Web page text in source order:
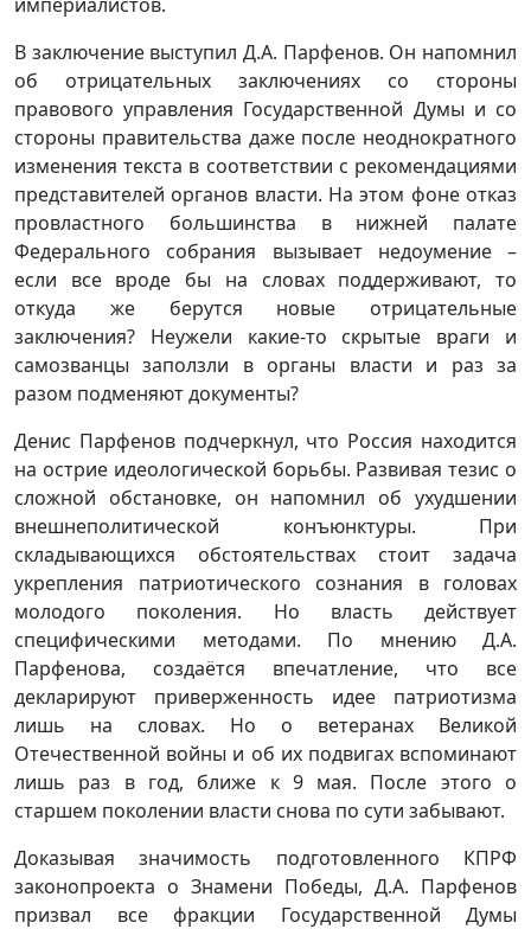
В заключение выступил Д.А. Парфенов. Он напомнил
об отрицательных заключениях со стороны
правового управления Государственной Думы и со
стороны правительства даже после неоднократного
изменения текста в соответствии с рекомендациями
представителей органов власти. На этом фоне отказ
провластного большинства в нижней палате
Федерального собрания вызывает недоумение –
если все вроде бы на словах поддерживают, то
откуда же берутся новые отрицательные
заключения? Неужели какие-то скрытые враги и
самозванцы заползли в органы власти и раз за
разом подменяют документы?
Денис Парфенов подчеркнул, что Россия находится
на острие идеологической борьбы. Развивая тезис о
сложной обстановке, он напомнил об ухудшении
внешнеполитической конъюнктуры. При
складывающихся обстоятельствах стоит задача
укрепления патриотического сознания в головах
молодого поколения. Но власть действует
специфическими методами. По мнению Д.А.
Парфенова, создаётся впечатление, что все
декларируют приверженность идее патриотизма
лишь на словах. Но о ветеранах Великой
Отечественной войны и об их подвигах вспоминают
лишь раз в год, ближе к 9 мая. После этого о
старшем поколении власти снова по сути забывают.
Доказывая значимость подготовленного КПРФ
законопроекта о Знамени Победы, Д.А. Парфенов
призвал все фракции Государственной Думы